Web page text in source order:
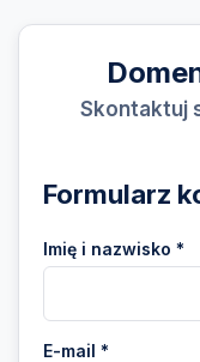
Skontaktuj
Formularz
Imię i nazwisko *
E-mail *